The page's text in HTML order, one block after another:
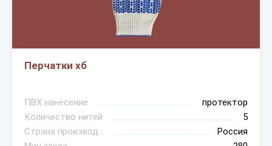
Перчатки хб
ПВХ нанесение
протектор
Количество нитей
5
Страна производитель
Россия